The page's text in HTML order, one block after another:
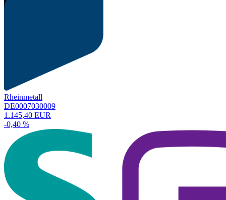
Rheinmetall
DE0007030009
1.145,40 EUR
-0,40 %